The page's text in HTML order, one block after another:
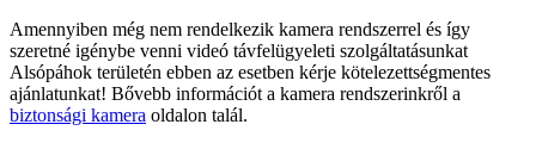
Amennyiben még nem rendelkezik kamera rendszerrel és így
szeretné igénybe venni videó távfelügyeleti szolgáltatásunkat
Alsópáhok területén ebben az esetben kérje kötelezettségmentes
ajánlatunkat! Bővebb információt a kamera rendszerinkről a
biztonsági kamera oldalon talál.